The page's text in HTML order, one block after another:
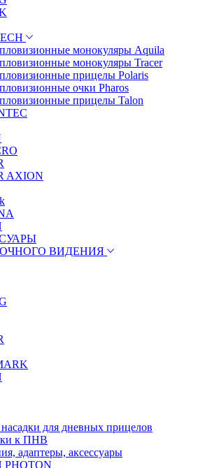
монокуляры Aquila
монокуляры Tracer
прицелы Polaris
очки Pharos
прицелы Talon
AXION
ВИДЕНИЯ
для дневных прицелов
к ПНВ
адаптеры, аксессуары
PHOTON